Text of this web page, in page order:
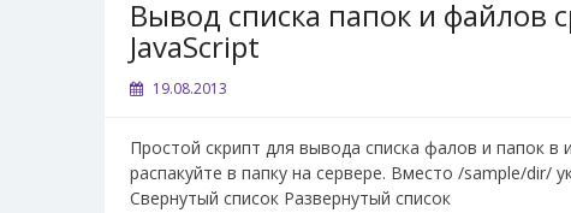
Вывод списка папок и файлов
JavaScript
19.08.2013
Простой скрипт для вывода списка фалов и папок в
распакуйте в папку на сервере. Вместо /sample/dir/
Свернутый список Развернутый список